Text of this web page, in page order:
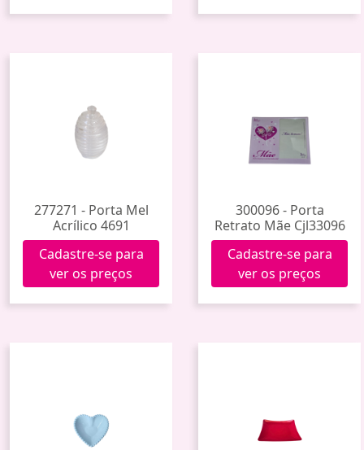
277271 - Porta Mel
Acrílico 4691
Cadastre-se para
ver os preços
300096 - Porta
Retrato Mãe Cjl33096
Cadastre-se para
ver os preços